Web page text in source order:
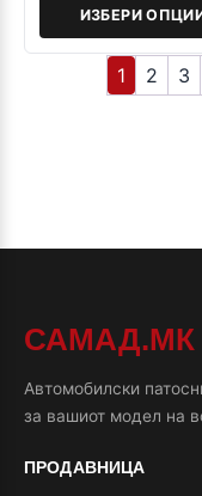
ИЗБЕРИ
1 2 3
САМАД.МК
Автомобилски
за вашиот модел на
ПРОДАВНИЦА